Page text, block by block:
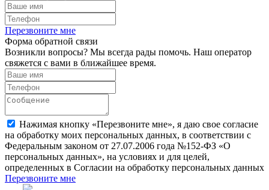
Перезвоните мне
Форма обратной связи
Возникли вопросы? Мы всегда рады помочь. Наш оператор
свяжется с вами в ближайшее время.
Нажимая кнопку «Перезвоните мне», я даю свое согласие
на обработку моих персональных данных, в соответствии с
Федеральным законом от 27.07.2006 года №152-ФЗ «О
персональных данных», на условиях и для целей,
определенных в Согласии на обработку персональных данных
Перезвоните мне